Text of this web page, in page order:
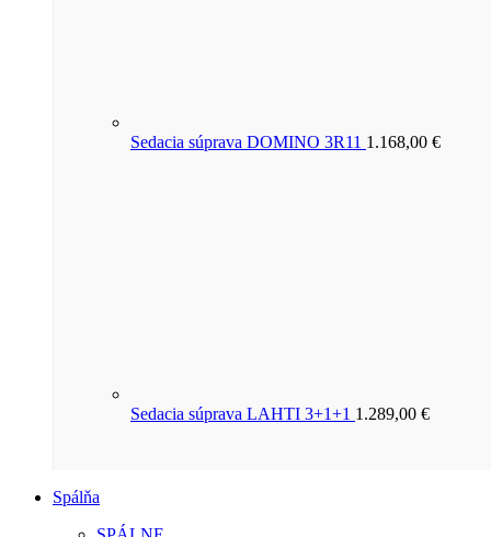
Sedacia súprava DOMINO 3R11 1.168,00 €
Sedacia súprava LAHTI 3+1+1 1.289,00 €
Spálňa